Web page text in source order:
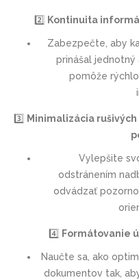
2️⃣ Kontinuita
Zabezpečte, aby
prinášal jednotný
pomôže
3️⃣ Minimalizácia
Vylepšite
odstránením
odvádzať
4️⃣ Formátovanie
Naučte sa, ako
dokumentov tak,